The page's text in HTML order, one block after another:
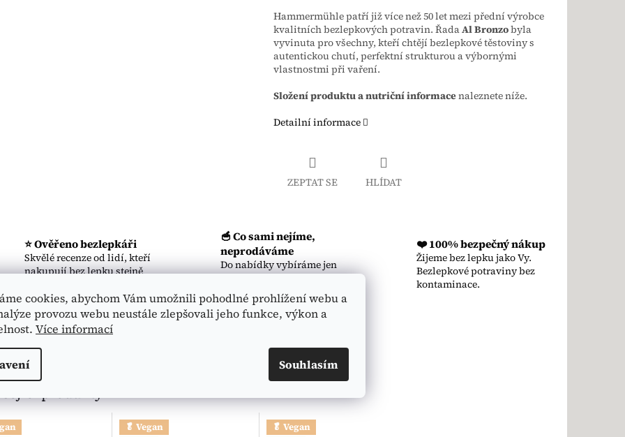
cookies, abychom Vám umožnili pohodlné prohlížení webu a
provozu webu neustále zlepšovali jeho funkce, výkon a
Více informací
Souhlasím
Hammermühle patří již více než 50 let mezi přední výrobce
kvalitních bezlepkových potravin. ŘadaAl Bronzobyla
vyvinuta pro všechny, kteří chtějí bezlepkové těstoviny s
autentickou chutí, perfektní strukturou a výbornými
vlastnostmi při vaření.
Složení produktu a nutriční informacenaleznete níže.
Detailní informace
ZEPTAT SE HLÍDAT
⭐ Ověřeno bezlepkáři
Skvělé recenze od lidí, kteří
nakupují bez lepku stejně
🥣 Co sami nejíme,
neprodáváme
Do nabídky vybíráme jen
produkty, kterým skutečně
věříme.
❤️ 100% bezpečný nákup
Žijeme bez lepku jako Vy.
Bezlepkové potraviny bez
kontaminace.
🏪 Kamenná prodejna v Praze
produkty
🥬 Vegan
🥬 Vegan